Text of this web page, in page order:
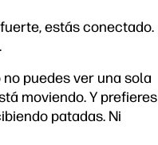
estás conectado.
puedes ver una sola
moviendo. Y prefieres
patadas. Ni